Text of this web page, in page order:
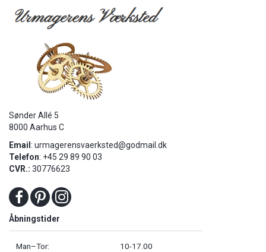
Sønder Allé 5
8000 Aarhus C
Email : urmagerensvaerksted@godmail.dk
Telefon: +45 29 89 90 03
CVR.: 30776623
Åbningstider
Man–Tor: 10-17.00